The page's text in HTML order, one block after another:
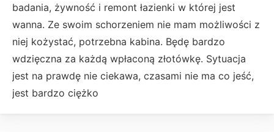
badania, żywność i remont łazienki w której jest
wanna. Ze swoim schorzeniem nie mam możliwości z
niej kożystać, potrzebna kabina. Będę bardzo
wdzięczna za każdą wpłaconą złotówkę. Sytuacja
jest na prawdę nie ciekawa, czasami nie ma co jeść,
jest bardzo ciężko